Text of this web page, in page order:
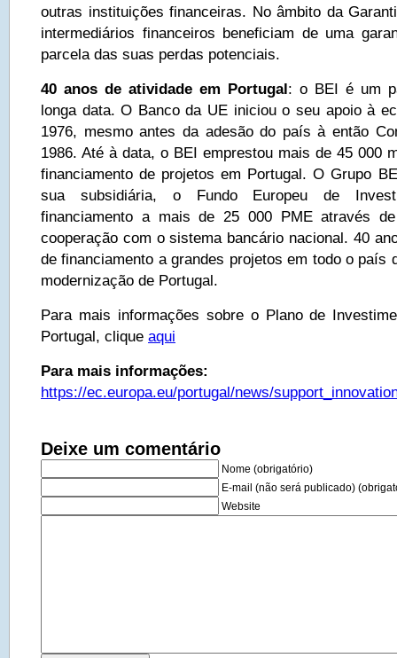
outras instituições financeiras. No âmbito da
intermediários financeiros beneficiam de uma
parcela das suas perdas potenciais.
40 anos de atividade em Portugal: o BEI é um
longa data. O Banco da UE iniciou o seu apoio à
1976, mesmo antes da adesão do país à então
1986. Até à data, o BEI emprestou mais de 45 000
financiamento de projetos em Portugal. O Grupo
sua subsidiária, o Fundo Europeu de
financiamento a mais de 25 000 PME através
cooperação com o sistema bancário nacional. 40
de financiamento a grandes projetos em todo o país
modernização de Portugal.
Para mais informações sobre o Plano de
Portugal, clique aqui
Para mais informações:
https://ec.europa.eu/portugal/news/
Deixe um comentário
Nome (obrigatório)
E-mail (não será publicado)
Website